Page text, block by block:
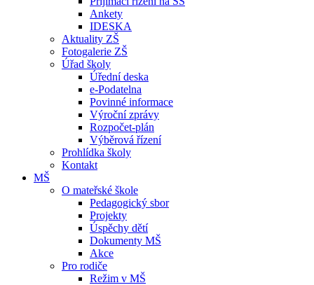
Ankety
IDESKA
Aktuality ZŠ
Fotogalerie ZŠ
Úřad školy
Úřední deska
e-Podatelna
Povinné informace
Výroční zprávy
Rozpočet-plán
Výběrová řízení
Prohlídka školy
Kontakt
MŠ
O mateřské škole
Pedagogický sbor
Projekty
Úspěchy dětí
Dokumenty MŠ
Akce
Pro rodiče
Režim v MŠ